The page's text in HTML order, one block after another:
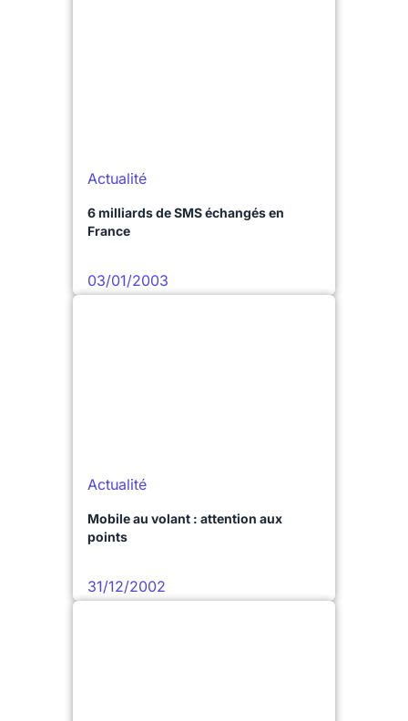
Actualité
6 milliards de SMS échangés en
France
03/01/2003
Actualité
Mobile au volant : attention aux
points
31/12/2002